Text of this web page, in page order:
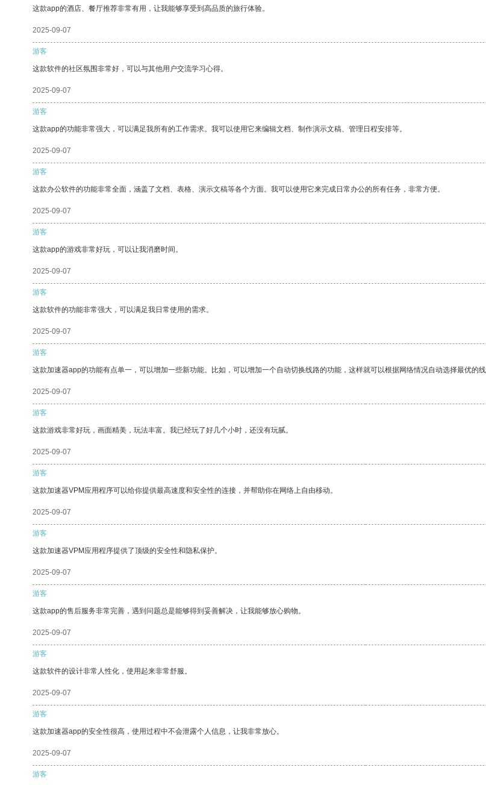
这款app的酒店、餐厅推荐非常有用，让我能够享受到高品质的旅行体验。
2025-09-07
游客
这款软件的社区氛围非常好，可以与其他用户交流学习心得。
2025-09-07
游客
这款app的功能非常强大，可以满足我所有的工作需求。我可以使用它来编辑文档、制作演示文稿、管理日程安排等。
2025-09-07
游客
这款办公软件的功能非常全面，涵盖了文档、表格、演示文稿等各个方面。我可以使用它来完成日常办公的所有任务，非常方便。
2025-09-07
游客
这款app的游戏非常好玩，可以让我消磨时间。
2025-09-07
游客
这款软件的功能非常强大，可以满足我日常使用的需求。
2025-09-07
游客
这款加速器app的功能有点单一，可以增加一些新功能。比如，可以增加一个自动切换线路的功能，这样就可以根据网络情况自动选择最优的
2025-09-07
游客
这款游戏非常好玩，画面精美，玩法丰富。我已经玩了好几个小时，还没有玩腻。
2025-09-07
游客
这款加速器VPM应用程序可以给你提供最高速度和安全性的连接，并帮助你在网络上自由移动。
2025-09-07
游客
这款加速器VPM应用程序提供了顶级的安全性和隐私保护。
2025-09-07
游客
这款app的售后服务非常完善，遇到问题总是能够得到妥善解决，让我能够放心购物。
2025-09-07
游客
这款软件的设计非常人性化，使用起来非常舒服。
2025-09-07
游客
这款加速器app的安全性很高，使用过程中不会泄露个人信息，让我非常放心。
2025-09-07
游客